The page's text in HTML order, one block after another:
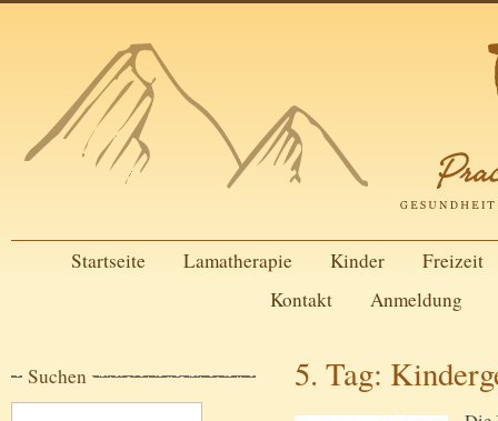
Startseite Lamatherapie Kinder
Freizeit
Kontakt
Anmeldung
Suchen 5. Tag: